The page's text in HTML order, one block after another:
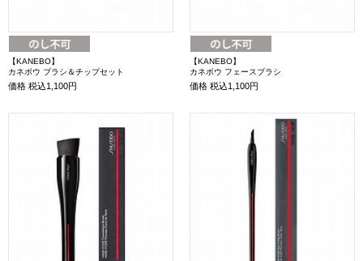
【KANEBO】
カネボウ ブラシ＆チップセット
価格 税込1,100円
【KANEBO】
カネボウ フェースブラシ
価格 税込1,100円